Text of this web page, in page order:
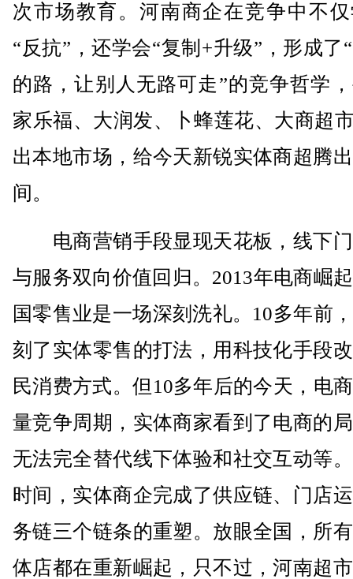
次市场教育。河南商企在竞争中不
“反抗”，还学会“复制+升级”，形成了
的路，让别人无路可走”的竞争哲学
家乐福、大润发、卜蜂莲花、大商超
出本地市场，给今天新锐实体商超腾
间。
电商营销手段显现天花板，线下
与服务双向价值回归。2013年电商崛
国零售业是一场深刻洗礼。10多年前
刻了实体零售的打法，用科技化手段
民消费方式。但10多年后的今天，电
量竞争周期，实体商家看到了电商的
无法完全替代线下体验和社交互动等
时间，实体商企完成了供应链、门店
务链三个链条的重塑。放眼全国，所
体店都在重新崛起，只不过，河南超